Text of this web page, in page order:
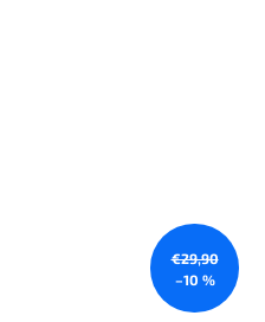
€29,90
–10 %